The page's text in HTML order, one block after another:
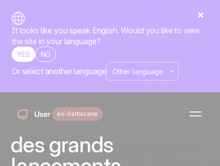
It looks like you speak English. Would you like to view
the site in your language?
YES NO
Or select another language
ex-Sarbacane
Orchestration
contrôlée : protection
de la délivrabilité lors
des grands